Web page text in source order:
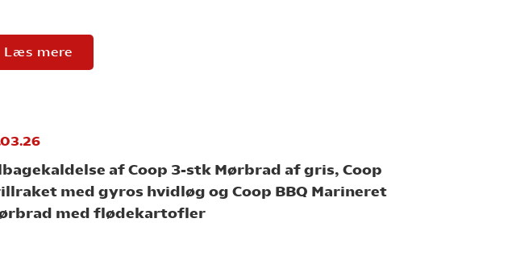
Læs mere
af Coop 3-stk Mørbrad af gris, Coop
med gyros hvidløg og Coop BBQ Marineret
med flødekartofler